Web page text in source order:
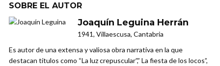
SOBRE EL AUTOR
Joaquín Leguina Herrán
1941, Villaescusa, Cantabria
Es autor de una extensa y valiosa obra narrativa en la que
destacan títulos como “La luz crepuscular”,” La fiesta de los locos”,